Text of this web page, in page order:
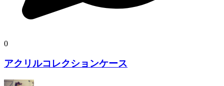
0
アクリルコレクションケース